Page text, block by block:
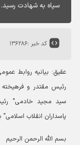
سپاه به شهادت رسید.
کد خبر :۱۳۶۲۸۶
عقیق: بیانیه روابط
رئیس مقتدر و فرهیخته
سید مجید خادمی"
پاسداران انقلاب اسلامی"
بسم الله الرحمن الرحیم